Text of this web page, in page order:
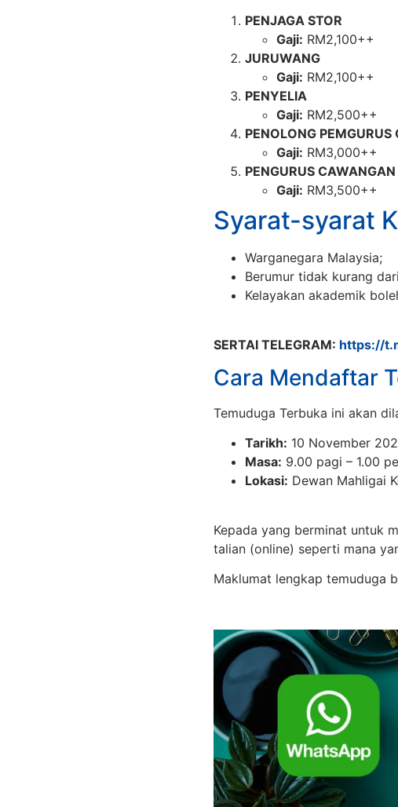
PENJAGA STOR
Gaji: RM2,100++
JURUWANG
Gaji: RM2,100++
PENYELIA
Gaji: RM2,500++
PENOLONG
Gaji: RM3,000++
PENGURUS CAWANGAN
Gaji: RM3,500++
Syarat-syarat
Warganegara Malaysia;
Berumur tidak kurang
Kelayakan akademik
SERTAI TELEGRAM: https://
Cara Mendaftar
Temuduga Terbuka ini akan
Tarikh: 10 November
Masa: 9.00 pagi – 1.00
Lokasi: Dewan Mahligai
Kepada yang berminat untuk
talian (online) seperti mana
Maklumat lengkap temuduga